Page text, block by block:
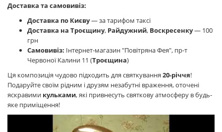
Доставка та самовивіз:
Доставка по Києву— за тарифом таксі
Доставка на Троєщину, Райдужний, Воскресенку— 100
грн
Самовивіз: Інтернет-магазин "Повітряна Фея", пр-т
Червоної Калини 11 (Троєщина)
Ця композиція чудово підходить для святкування 20-річчя!
Подаруйте своїм рідним і друзям незабутні враження, оточені
яскравими кульками, які привнесуть святкову атмосферу в будь-
яке приміщення!